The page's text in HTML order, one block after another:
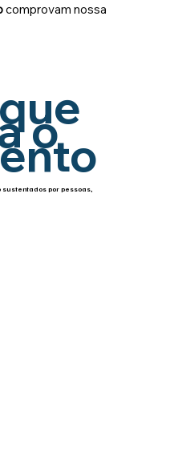
comprovam nossa
o
sustentados por pessoas,